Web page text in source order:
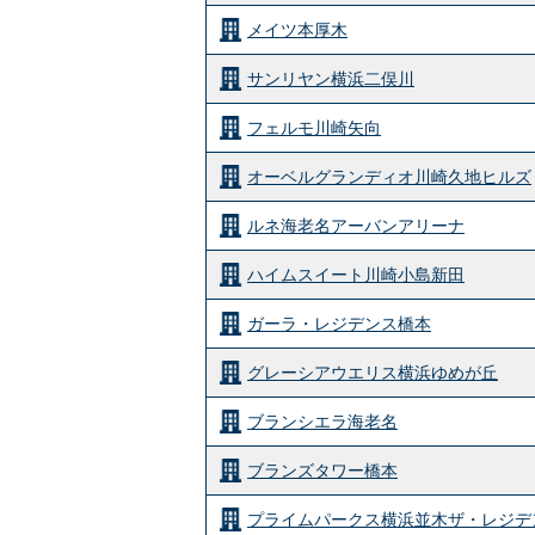
メイツ本厚木
サンリヤン横浜二俣川
フェルモ川崎矢向
オーベルグランディオ川崎久地ヒルズ
ルネ海老名アーバンアリーナ
ハイムスイート川崎小島新田
ガーラ・レジデンス橋本
グレーシアウエリス横浜ゆめが丘
ブランシエラ海老名
ブランズタワー橋本
プライムパークス横浜並木ザ・レジ